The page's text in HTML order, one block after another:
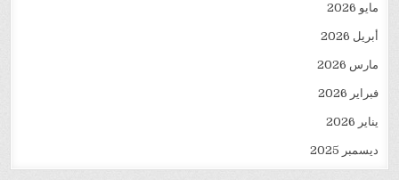
مايو 2026
أبريل 2026
مارس 2026
فبراير 2026
يناير 2026
ديسمبر 2025